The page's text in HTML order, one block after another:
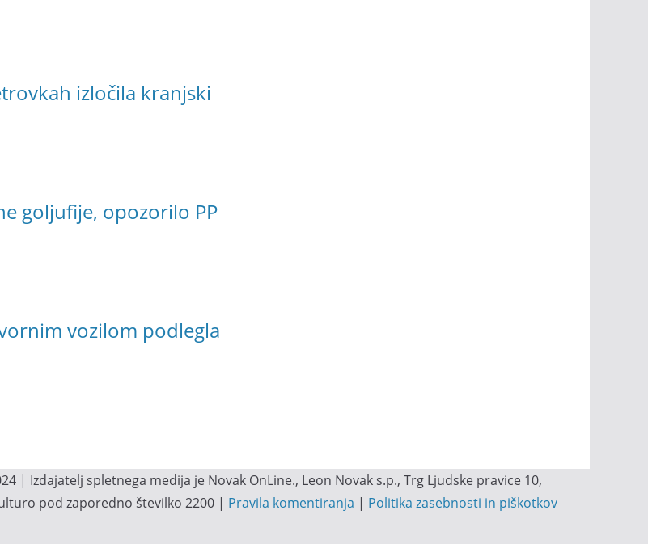
izločila kranjski
goljufije, opozorilo PP
vozilom podlegla
| Izdajatelj spletnega medija je Novak OnLine., Leon Novak s.p., Trg Ljudske pravice 10,
pod zaporedno številko 2200 | Pravila komentiranja | Politika zasebnosti in piškotkov